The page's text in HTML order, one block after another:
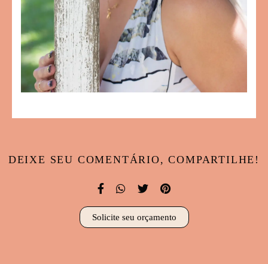
DEIXE SEU COMENTÁRIO, COMPARTILHE!
Solicite seu orçamento